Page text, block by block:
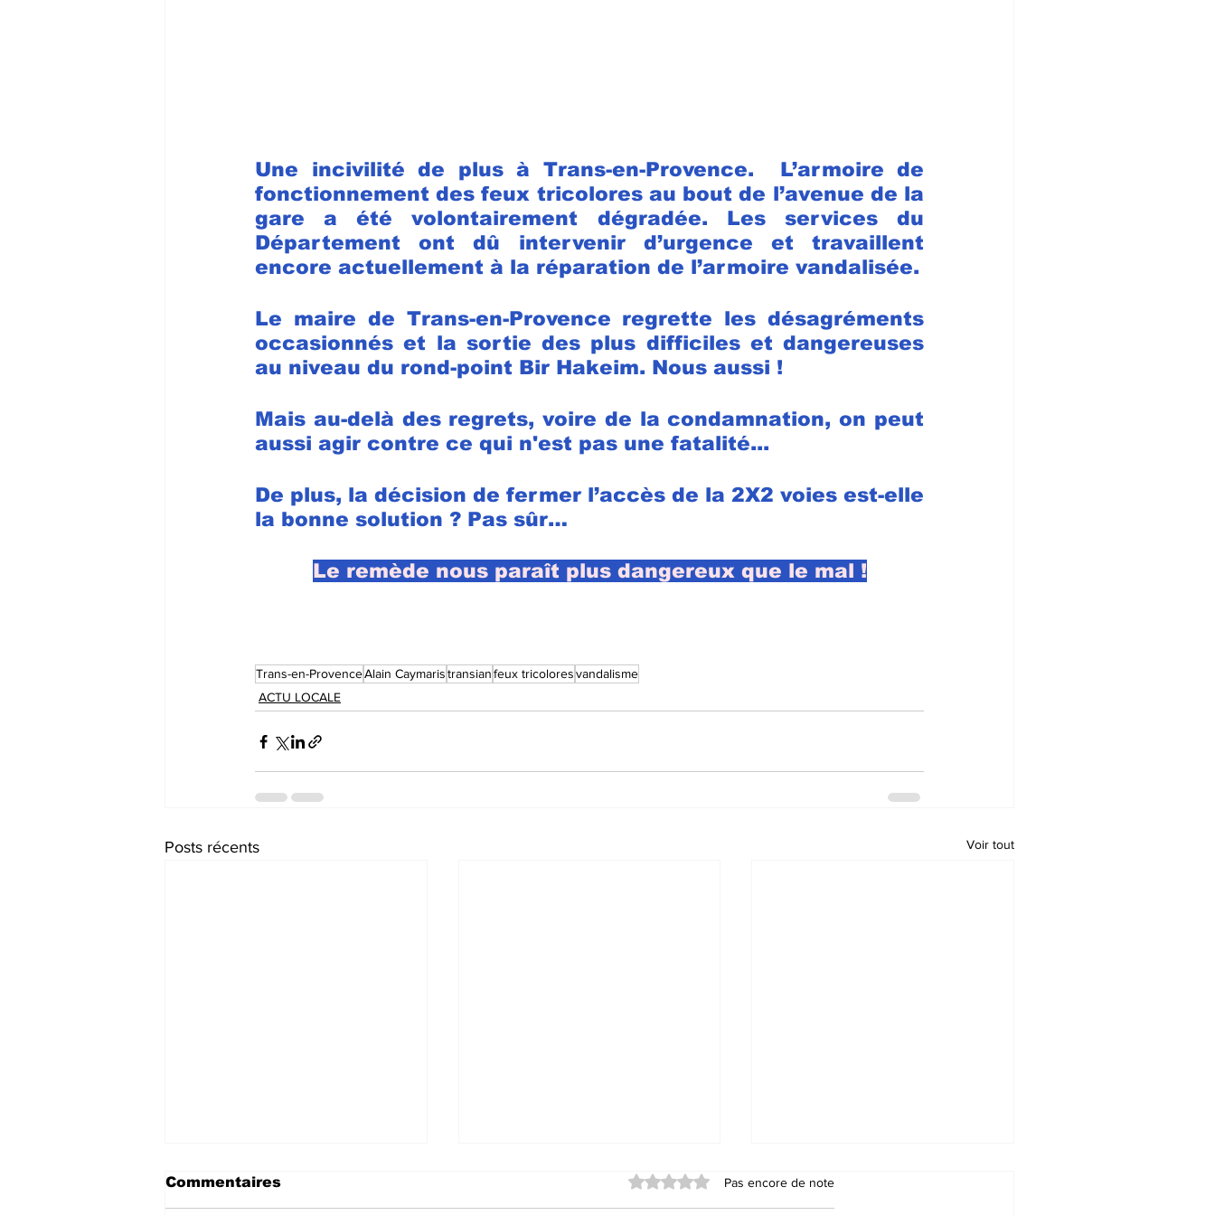
Une incivilité de plus à Trans-en-Provence.  L’armoire de
fonctionnement des feux tricolores au bout de l’avenue de la
gare a été volontairement dégradée. Les services du
Département ont dû intervenir d’urgence et travaillent
encore actuellement à la réparation de l’armoire vandalisée.
Le maire de Trans-en-Provence regrette les désagréments
occasionnés et la sortie des plus difficiles et dangereuses
au niveau du rond-point Bir Hakeim. Nous aussi !
Mais au-delà des regrets, voire de la condamnation, on peut
aussi agir contre ce qui n'est pas une fatalité...
De plus, la décision de fermer l’accès de la 2X2 voies est-elle
la bonne solution ? Pas sûr…
Le remède nous paraît plus dangereux que le mal !
Trans-en-ProvenceAlain Caymaristransianfeux tricoloresvandalisme
ACTU LOCALE
Posts récents Voir tout
Commentaires Noté 0 étoile sur 5.Pas encore de note